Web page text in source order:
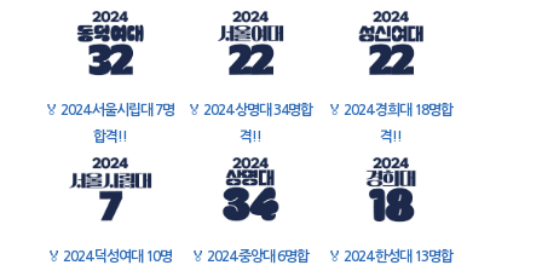
🏅 2024 서울시립대 7명
합격!!
🏅 2024 상명대 34명합
격!!
🏅 2024 경희대 18명합
격!!
🏅 2024 덕성여대 10명
🏅 2024 중앙대 6명합
🏅 2024 한성대 13명합